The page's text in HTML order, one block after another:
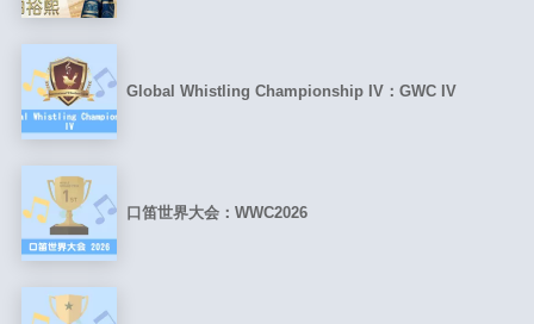
Global Whistling Championship IV：GWC IV
口笛世界大会：WWC2026